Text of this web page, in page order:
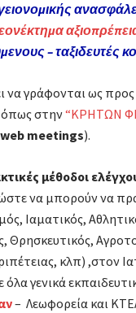
– ταξιδευτές
να γράφονται ως
όπως στην“ΚΡΗΤΩΝ
meetings).
μέθοδοι
να μπορούν να
Ιαματικός,
Θρησκευτικός,
κλπ) ,στον
γενικά
– Λεωφορεία και